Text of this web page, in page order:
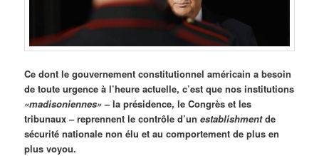
Ce dont le gouvernement constitutionnel américain a besoin
de toute urgence à l’heure actuelle, c’est que nos institutions
«madisoniennes»– la présidence, le Congrès et les
tribunaux – reprennent le contrôle d’unestablishmentde
sécurité nationale non élu et au comportement de plus en
plus voyou.